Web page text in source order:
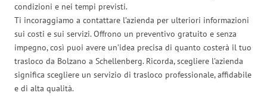
condizioni e nei tempi previsti.
Ti incoraggiamo a contattare l’azienda per ulteriori informazioni
sui costi e sui servizi. Offrono un preventivo gratuito e senza
impegno, così puoi avere un’idea precisa di quanto costerà il tuo
trasloco da Bolzano a Schellenberg. Ricorda, scegliere l’azienda
significa scegliere un servizio di trasloco professionale, affidabile
e di alta qualità.